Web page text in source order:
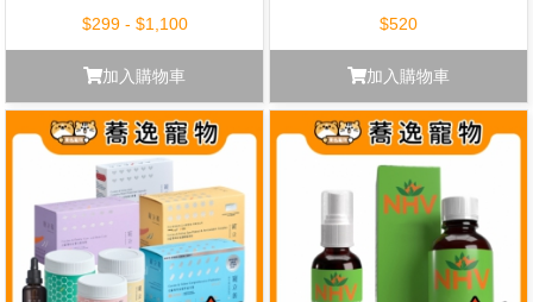
$299 - $1,100
加入購物車
$520
加入購物車